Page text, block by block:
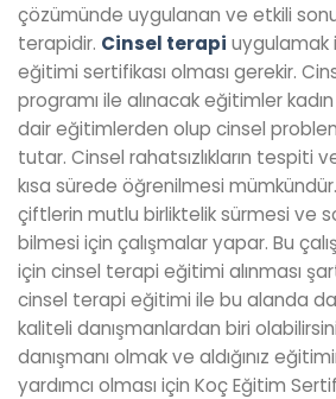
çözümünde uygulanan ve etkili
terapidir. Cinsel terapi uygulamak
eğitimi sertifikası olması gerekir.
programı ile alınacak eğitimler
dair eğitimlerden olup cinsel
tutar. Cinsel rahatsızlıkların tespiti
kısa sürede öğrenilmesi
çiftlerin mutlu birliktelik sürmesi ve
bilmesi için çalışmalar yapar. Bu
için cinsel terapi eğitimi alınması
cinsel terapi eğitimi ile bu alanda
kaliteli danışmanlardan biri
danışmanı olmak ve aldığınız
yardımcı olması için Koç Eğitim